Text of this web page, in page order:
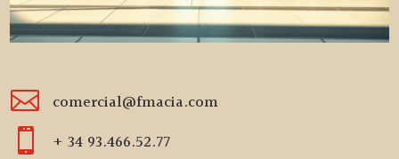
 comercial@fmacia.com
 + 34 93.466.52.77